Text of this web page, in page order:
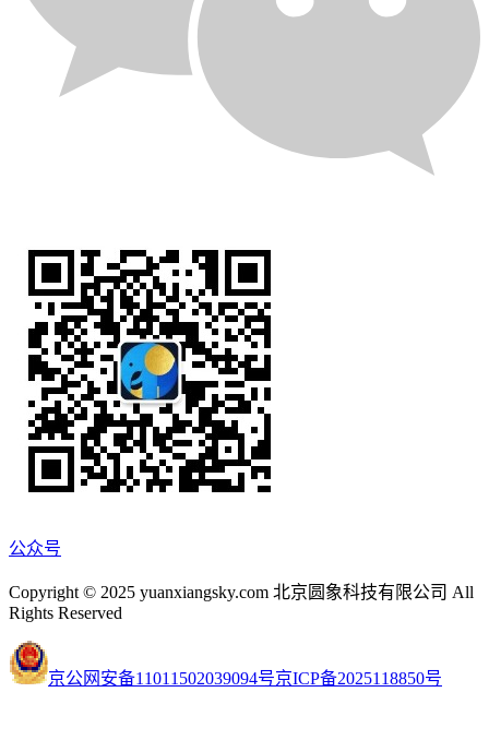
公众号
Copyright © 2025 yuanxiangsky.com 北京圆象科技有限公司 All
Rights Reserved
京公网安备11011502039094号京ICP备2025118850号